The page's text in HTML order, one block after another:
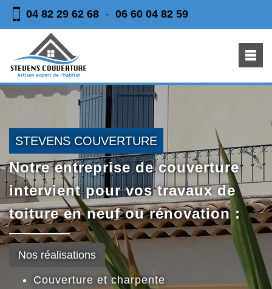
04 82 29 62 68 - 06 60 04 82 59
STEVENS COUVERTURE
Notre entreprise de couverture
intervient pour vos travaux de
toiture en neuf ou rénovation :
Nos réalisations
Couverture et charpente